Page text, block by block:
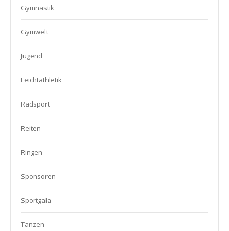
Gymnastik
Gymwelt
Jugend
Leichtathletik
Radsport
Reiten
Ringen
Sponsoren
Sportgala
Tanzen